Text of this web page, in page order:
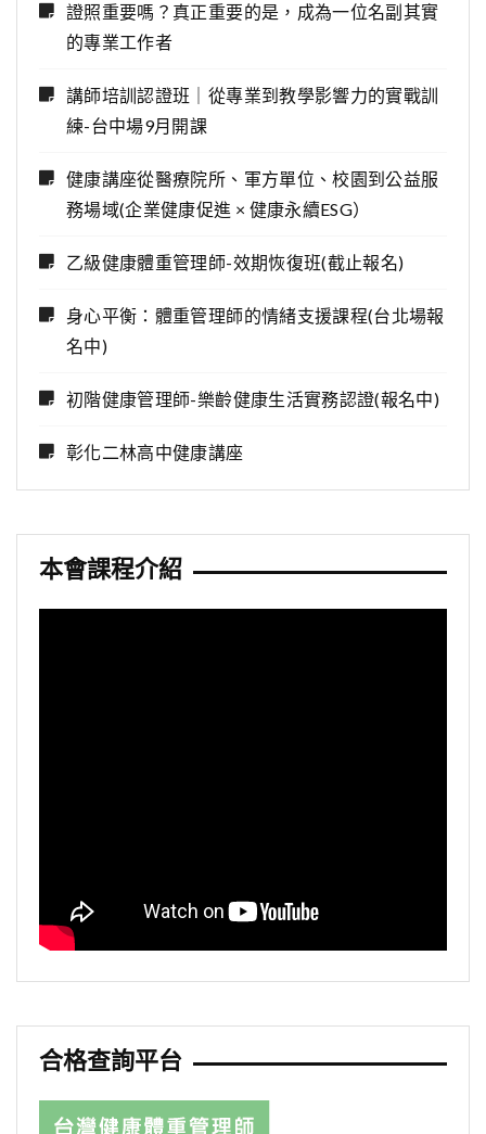
證照重要嗎？真正重要的是，成為一位名副其實
的專業工作者
講師培訓認證班｜從專業到教學影響力的實戰訓
練-台中場9月開課
健康講座從醫療院所、軍方單位、校園到公益服
務場域(企業健康促進 × 健康永續ESG）
乙級健康體重管理師-效期恢復班(截止報名)
身心平衡：體重管理師的情緒支援課程(台北場報
名中)
初階健康管理師-樂齡健康生活實務認證(報名中)
彰化二林高中健康講座
本會課程介紹
合格查詢平台